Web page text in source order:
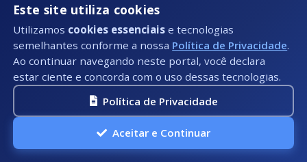
SECRETARIA MUNICIPAL DE TURISMO E
Anexo:
Portaria 393/2025
Portaria 392/2025
Data:
12/09/2025 Número:
392
Secretaria:
Este site utiliza cookies
Utilizamos cookies essenciais e tecnologias
semelhantes conforme a nossa Política de Privacidade.
Ao continuar navegando neste portal, você declara
estar ciente e concorda com o uso dessas tecnologias.
Política de Privacidade
Aceitar e Continuar